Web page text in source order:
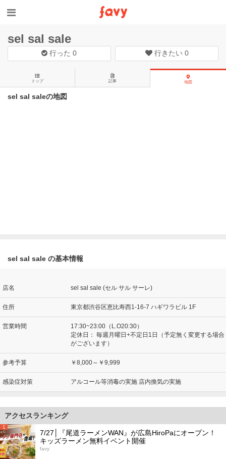
sel sal sale
行った0 行きたい 0
トップ 記事 地図
sel sal saleの地図
sel sal sale の基本情報
店名 sel sal sale (セル サル サーレ)
住所 東京都渋谷区恵比寿西1-16-7 ハギワラビル 1F
営業時間
17:30~23:00（L.O20:30）
定休日： 毎週月曜日+不定日1日（予定無く変更する場合
がございます）
参考予算 ￥8,000～￥9,999
感染症対策 アルコール等消毒の実施 店内換気の実施
アクセスランキング
1
7/27│『尾道ラーメンWAN』が広島HiroPaにオープン！
キッズラーメン無料イベント開催
favy